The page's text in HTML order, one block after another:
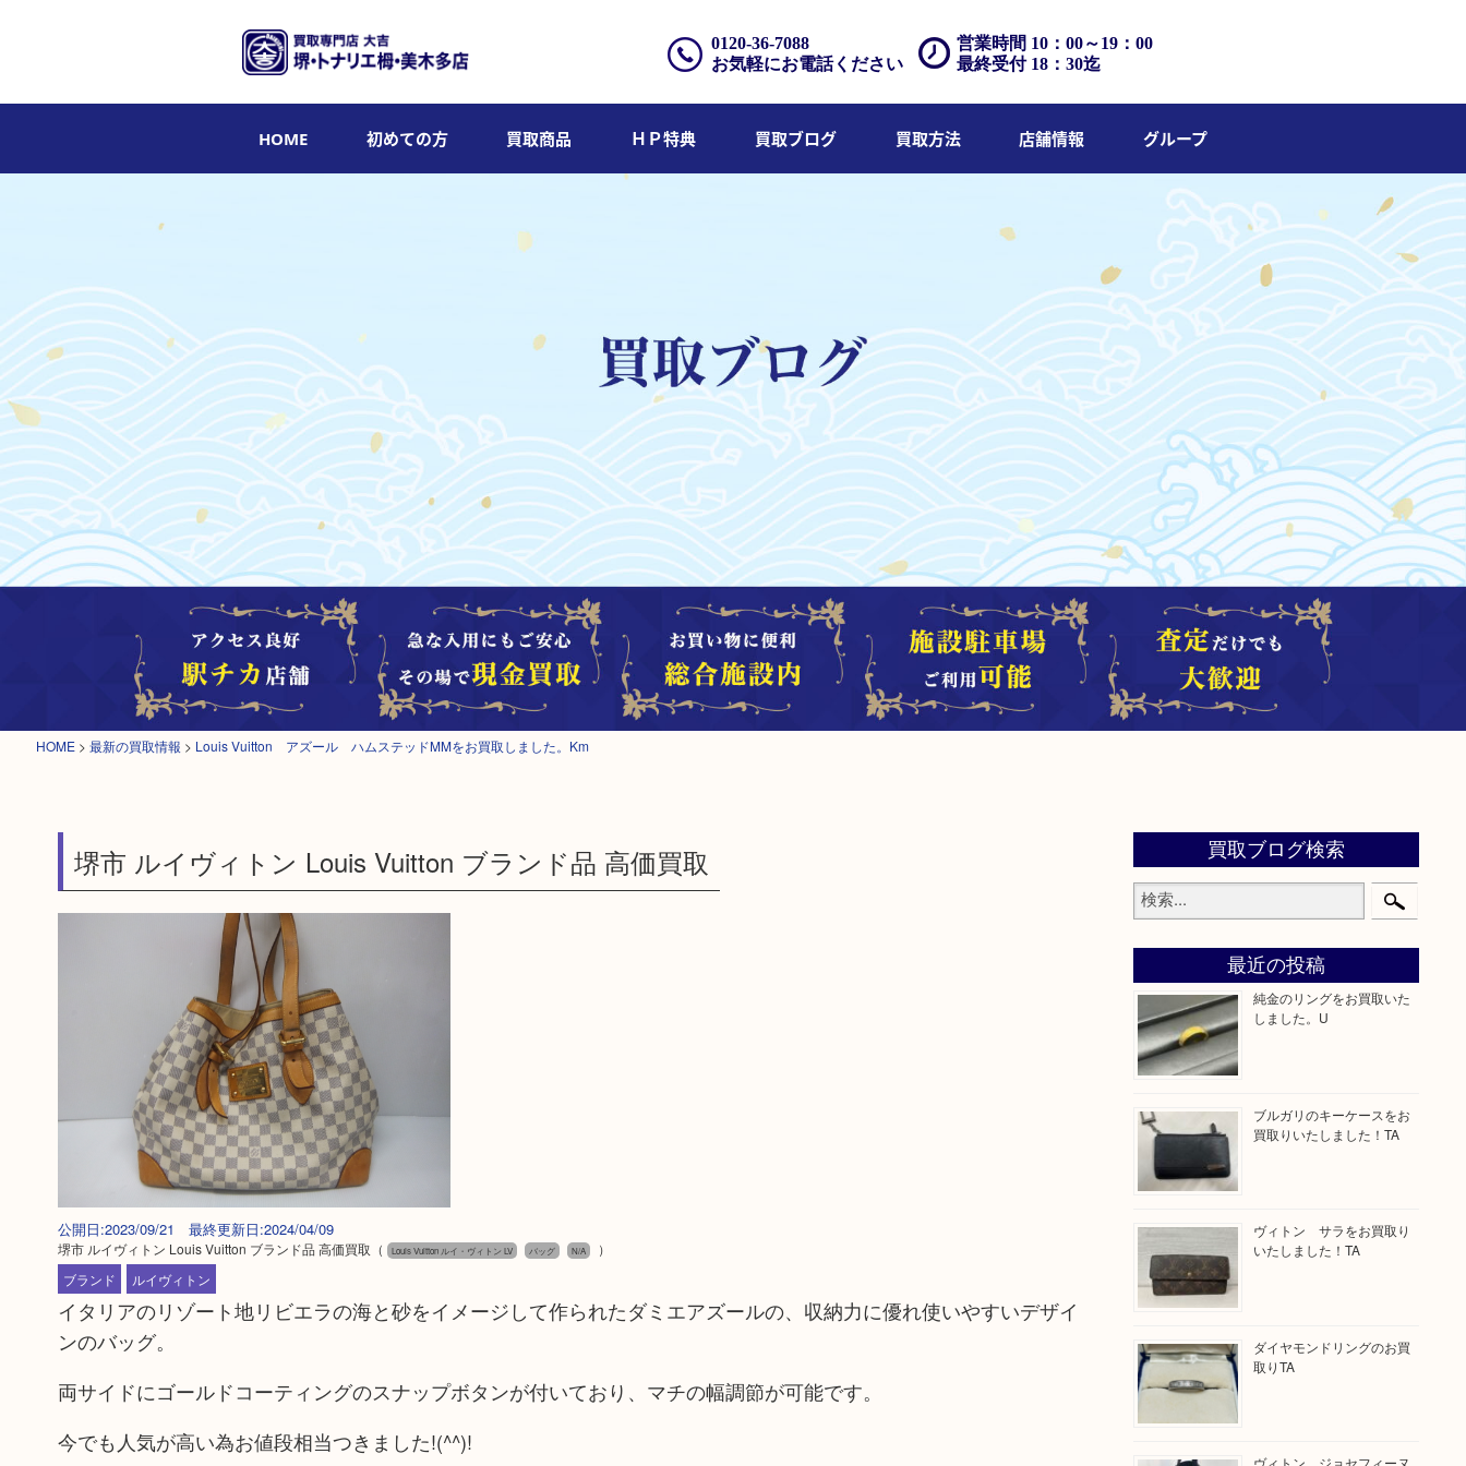
営業時間 10：00～19：00
最終受付 18：30迄
0120-36-7088
お気軽にお電話ください
HOME 初めての方 買取商品 ＨＰ特典 買取ブログ 買取方法 店舗情報 グループ
HOME > 最新の買取情報 > Louis Vuitton アズール ハムステッドMMをお買取しました。Km
堺市 ルイヴィトン Louis Vuitton ブランド品 高価買取
公開日:2023/09/21 最終更新日:2024/04/09
堺市 ルイヴィトン Louis Vuitton ブランド品 高価買取 （ Louis Vuitton ルイ・ヴィトン LV バッグ N/A
）
ブランド
ルイヴィトン
イタリアのリゾート地リビエラの海と砂をイメージして作られたダミエアズールの、収納力に優れ使いやすいデザイ
ンのバッグ。
両サイドにゴールドコーティングのスナップボタンが付いており、マチの幅調節が可能です。
今でも人気が高い為お値段相当つきました!(^^)!
買取ブログ検索
最近の投稿
純金のリングをお買取いた
しました。U
ブルガリのキーケースをお
買取りいたしました！TA
ヴィトン サラをお買取り
いたしました！TA
ダイヤモンドリングのお買
取りTA